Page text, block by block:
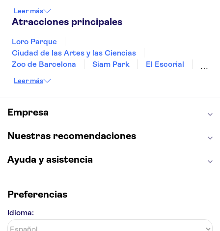
Bilbao
Menorca Granada
Alicante
Leer más
Atracciones principales
Loro Parque
Ciudad de las Artes y las Ciencias
Zoo de Barcelona
Siam Park
El Escorial
Cueva de Nerja
Capilla Sixtina
Montserrat
Museo del Louvre
Casa Batlló
Estadio Santiago Bernabéu
Alhambra
Leer más
Empresa
Nuestras recomendaciones
Ayuda y asistencia
Preferencias
Idioma: